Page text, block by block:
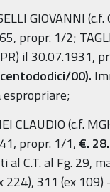
GIOVANNI
propr. 1/2;
il 30.07.1931,
00).
espropriare;
CLAUDIO (c.f.
propr. 1/1, €.
al C.T. al Fg. 29,
224), 311 (ex